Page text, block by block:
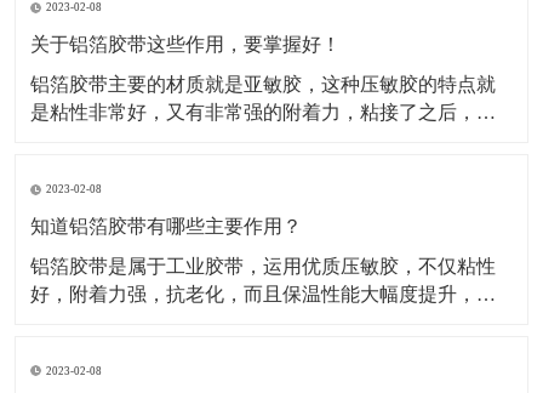
多人都不知道。所以，这种材料到底是如何屏蔽电磁信
号的呢？​A.影响屏蔽性的因素及工艺在电磁信号的屏蔽
过程中，
2023-02-08
关于铝箔胶带这些作用，要掌握好！
铝箔胶带主要的材质就是亚敏胶，这种压敏胶的特点就
是粘性非常好，又有非常强的附着力，粘接了之后，能
等，就是使用的这种铝箔胶带做的密封材料。还被广泛
运用于各行各业当中，除了有家用电器、空调、汽车、
电子行业当中也
2023-02-08
知道铝箔胶带有哪些主要作用？
铝箔胶带是属于工业胶带，运用优质压敏胶，不仅粘性
好，附着力强，抗老化，而且保温性能大幅度提升，规
及破损处的修复，是冰箱、冰柜生产厂的主要原辅材
2023-02-08